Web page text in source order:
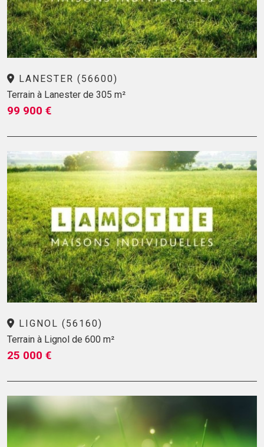
LANESTER (56600)
Terrain à Lanester de 305 m²
99 900 €
LIGNOL (56160)
Terrain à Lignol de 600 m²
25 000 €